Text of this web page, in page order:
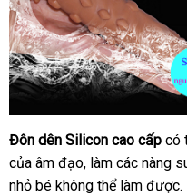
Đôn dên Silicon cao cấp tư
vấn
có
của âm đạocửa
hàng
, làm khuyến
mãi
các nàng
nhỏ bé không thể làm thanh
đượcở
.